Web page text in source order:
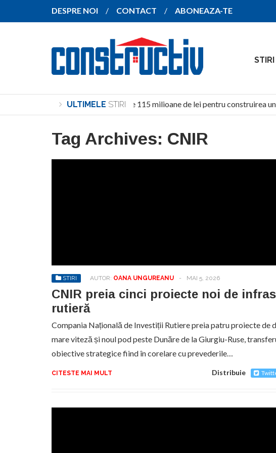
DESPRE NOI CONTACT ABONEAZA-TE
STIRI
ULTIMELE STIRI
Investiție de peste 115 milioane de lei pentru construirea unui
Tag Archives: CNIR
STIRI AUTOR: OANA UNGUREANU - MAI 5, 2026
CNIR preia cinci proiecte noi de
rutieră
Compania Națională de Investiții Rutiere preia patru proiecte de
mare viteză și noul pod peste Dunăre de la Giurgiu-Ruse,
obiective strategice fiind în corelare cu prevederile…
CITESTE MAI MULT Distribuie
programată
anului 2027